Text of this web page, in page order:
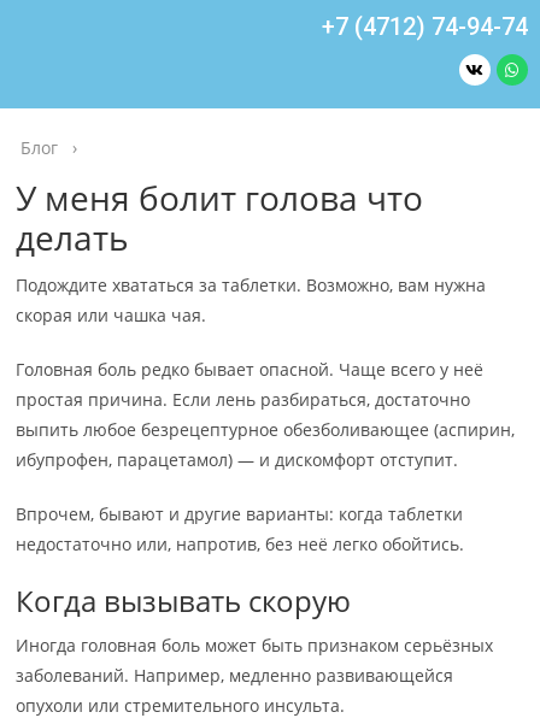
+7 (4712) 74-94-74
Блог ›
У меня болит голова что
делать
Подождите хвататься за таблетки. Возможно, вам нужна
скорая или чашка чая.
Головная боль редко бывает опасной. Чаще всего у неё
простая причина. Если лень разбираться, достаточно
выпить любое безрецептурное обезболивающее (аспирин,
ибупрофен, парацетамол) — и дискомфорт отступит.
Впрочем, бывают и другие варианты: когда таблетки
недостаточно или, напротив, без неё легко обойтись.
Когда вызывать скорую
Иногда головная боль может быть признаком серьёзных
заболеваний. Например, медленно развивающейся
опухоли или стремительного инсульта.